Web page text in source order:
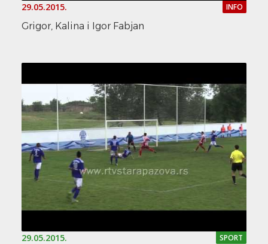
29.05.2015. INFO
Grigor, Kalina i Igor Fabjan
29.05.2015. SPORT